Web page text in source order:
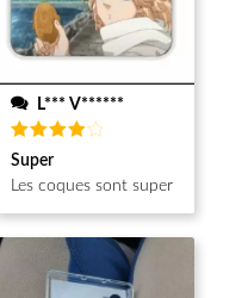
L*** V******
Note
sur 5
Super
Les coques sont super